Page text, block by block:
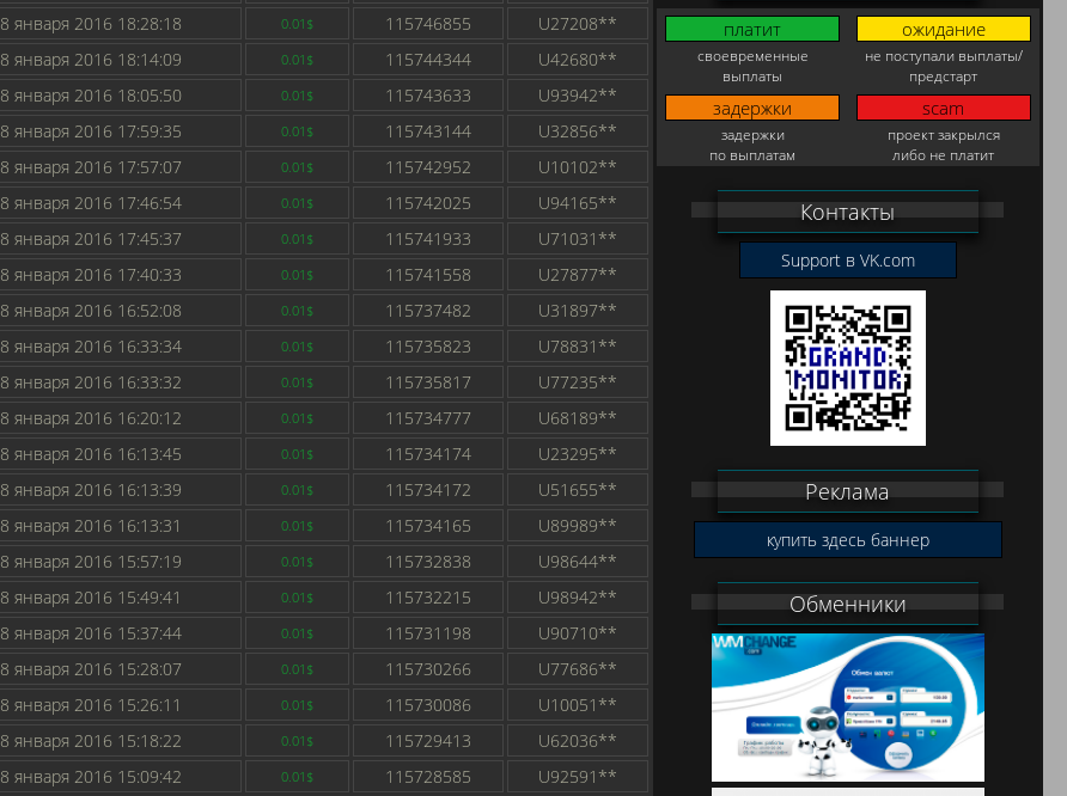
8 января 2016 18:28:18 0.01$ 115746855
U27208**
8 января 2016 18:14:09 0.01$ 115744344
U42680**
8 января 2016 18:05:50 0.01$ 115743633
U93942**
8 января 2016 17:59:35 0.01$ 115743144
U32856**
8 января 2016 17:57:07 0.01$ 115742952
U10102**
8 января 2016 17:46:54 0.01$ 115742025
U94165**
8 января 2016 17:45:37 0.01$ 115741933
U71031**
8 января 2016 17:40:33 0.01$ 115741558
U27877**
8 января 2016 16:52:08 0.01$ 115737482
U31897**
8 января 2016 16:33:34 0.01$ 115735823
U78831**
8 января 2016 16:33:32 0.01$ 115735817
U77235**
8 января 2016 16:20:12 0.01$ 115734777
U68189**
8 января 2016 16:13:45 0.01$ 115734174
U23295**
8 января 2016 16:13:39 0.01$ 115734172
U51655**
8 января 2016 16:13:31 0.01$ 115734165
U89989**
8 января 2016 15:57:19 0.01$ 115732838
U98644**
8 января 2016 15:49:41 0.01$ 115732215
U98942**
8 января 2016 15:37:44 0.01$ 115731198
U90710**
8 января 2016 15:28:07 0.01$ 115730266
U77686**
8 января 2016 15:26:11 0.01$ 115730086
U10051**
8 января 2016 15:18:22 0.01$ 115729413
U62036**
8 января 2016 15:09:42 0.01$ 115728585
U92591**
платит
своевременные
выплаты
ожидание
не поступали выплаты/
предстарт
задержки
задержки
по выплатам
scam
проект закрылся
либо не платит
Контакты
Support в VK.com
Реклама
купить здесь баннер
Обменники